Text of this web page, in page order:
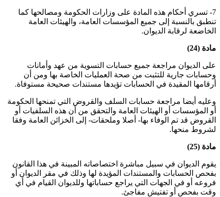
7- تسري أحكام هذه المادة على وزارات الحكومة ومصالحها كما
تنطبق بالنسبة إلى جميع المؤسسات العامة، والهيئات العامة
الخاضعة لرقابة الديوان.
مادة (24)
على الديوان مراجعة جميع حسابات التسوية من عهد وأمانات
وحسابات جارية للتثبت من صحة العمليات الخاصة بها ومن أن
أرقامها المقيدة في الحسابات تؤيدها مستندات صحيحة مستوفاة.
وعليه أيضا مراجعة حسابات السلف والقروض التي تمنحها الحكومة
أو المؤسسات أو الهيئات العامة والتحقق من أن هذه السلفيات أو
القروض قد تم الوفاء بها- أصلا وملحقات- إلى الخزائن العامة وفقا
لشروط منحها.
مادة (25)
يقوم الديوان في سبيل مباشرة اختصاصاته المبينة في هذا القانون
بفحص الحسابات والمستندات المؤيدة لها وذلك في مقر الديوان أو
فروعه أو في الجهات التي يراجع حساباتها وللديوان القيام في أي
وقت بفحص أو تفتيش مفاجئ.